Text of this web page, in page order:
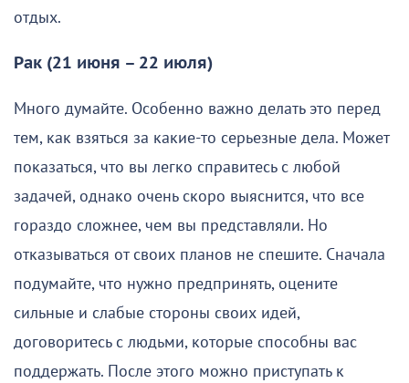
отдых.
Рак (21 июня – 22 июля)
Много думайте. Особенно важно делать это перед
тем, как взяться за какие-то серьезные дела. Может
показаться, что вы легко справитесь с любой
задачей, однако очень скоро выяснится, что все
гораздо сложнее, чем вы представляли. Но
отказываться от своих планов не спешите. Сначала
подумайте, что нужно предпринять, оцените
сильные и слабые стороны своих идей,
договоритесь с людьми, которые способны вас
поддержать. После этого можно приступать к